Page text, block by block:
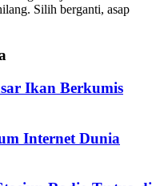
Silih berganti, asap
Ikan Berkumis
Internet Dunia